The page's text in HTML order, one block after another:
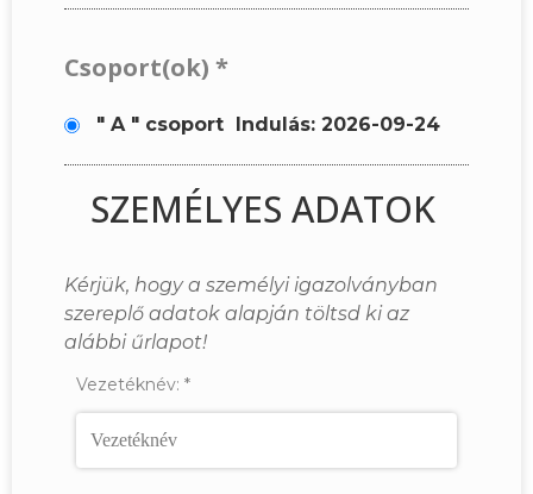
Csoport(ok) *
" A " csoport Indulás: 2026-09-24
SZEMÉLYES ADATOK
Kérjük, hogy a személyi igazolványban
szereplő adatok alapján töltsd ki az
alábbi űrlapot!
Vezetéknév: *